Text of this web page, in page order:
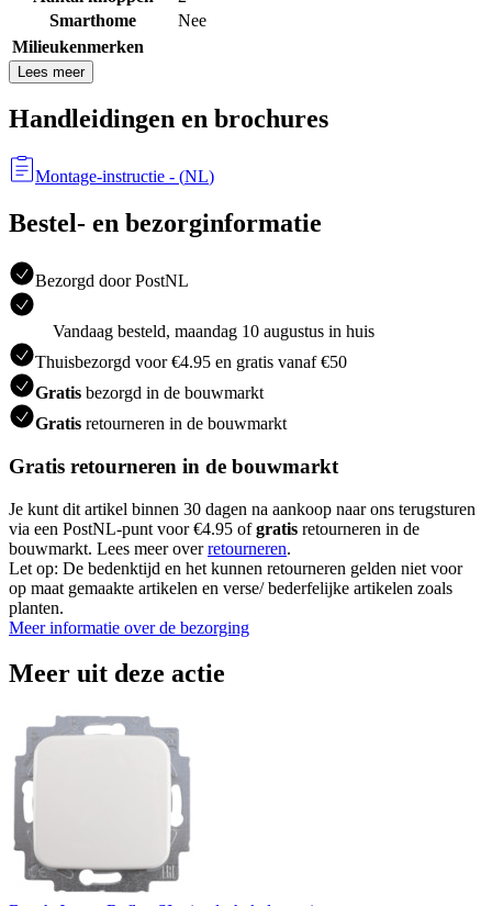
Smarthome
Nee
Milieukenmerken
Lees meer
Handleidingen en brochures
Montage-instructie - (NL)
Bestel- en bezorginformatie
Bezorgd door PostNL
Vandaag besteld, maandag 10 augustus in huis
Thuisbezorgd voor €4.95 en gratis vanaf €50
Gratis bezorgd in de bouwmarkt
Gratis retourneren in de bouwmarkt
Gratis retourneren in de bouwmarkt
Je kunt dit artikel binnen 30 dagen na aankoop naar ons terugsturen
via een PostNL-punt voor €4.95 ofgratis retourneren in de
bouwmarkt. Lees meer overretourneren.
Let op: De bedenktijd en het kunnen retourneren gelden niet voor
op maat gemaakte artikelen en verse/ bederfelijke artikelen zoals
planten.
Meer informatie over de bezorging
Meer uit deze actie